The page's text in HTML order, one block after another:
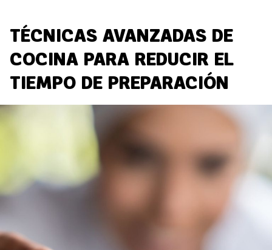
TÉCNICAS AVANZADAS DE
COCINA PARA REDUCIR EL
TIEMPO DE PREPARACIÓN